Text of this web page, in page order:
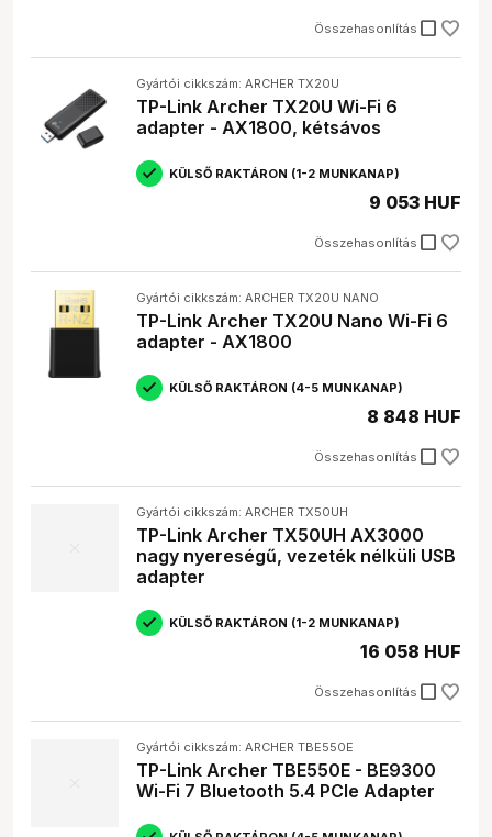
Irodai dolgozóknak, akiknek a munkahelyükön nincs
nincs WiFi.
Gyakori kérdések
Milyen WiFi adaptert vegyek asztali géphez?
Asztali géphez PCI-e vagy USB-s adaptert ajánlunk,
A legtöbb adapterhez mellékelnek telepítő CD-t, de
a gyártó honlapjáról is letöltheted a legfrissebb
drivert (illesztőprogramot).
Miért lassú a WiFi kapcsolatom, pedig jó a WiFi
adapterem?
A sebességet befolyásolhatja a router, a távolság a
routertől, és a környező WiFi hálózatok is.
Összehasonlítás check_box_outline_blank
Gyártói cikkszám: ARCHER TX20U
TP-Link Archer TX20U Wi-Fi 6
adapter - AX1800, kétsávos
KÜLSŐ RAKTÁRON (1-2 MUNKANAP)
Összehasonlítás check_box_outline_blank
9 053 HUF
Gyártói cikkszám: ARCHER TX20U NANO
TP-Link Archer TX20U Nano Wi-Fi 6
adapter - AX1800
KÜLSŐ RAKTÁRON (4-5 MUNKANAP)
Összehasonlítás check_box_outline_blank
8 848 HUF
Gyártói cikkszám: ARCHER TX50UH
TP-Link Archer TX50UH AX3000
nagy nyereségű, vezeték nélküli USB
adapter
KÜLSŐ RAKTÁRON (1-2 MUNKANAP)
Összehasonlítás check_box_outline_blank
16 058 HUF
Gyártói cikkszám: ARCHER TBE550E
TP-Link Archer TBE550E - BE9300
Wi-Fi 7 Bluetooth 5.4 PCIe Adapter